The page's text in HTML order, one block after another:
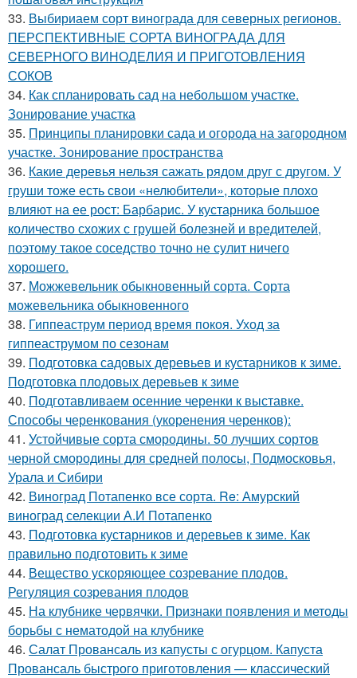
33. Выбириаем сорт винограда для северных регионов.
ПЕРСПЕКТИВНЫЕ СОРТА ВИНОГРАДА ДЛЯ
CЕВЕРНОГО ВИНОДЕЛИЯ И ПРИГОТОВЛЕНИЯ
СОКОВ
34. Как спланировать сад на небольшом участке.
Зонирование участка
35. Принципы планировки сада и огорода на загородном
участке. Зонирование пространства
36. Какие деревья нельзя сажать рядом друг с другом. У
груши тоже есть свои «нелюбители», которые плохо
влияют на ее рост: Барбарис. У кустарника большое
количество схожих с грушей болезней и вредителей,
поэтому такое соседство точно не сулит ничего
хорошего.
37. Можжевельник обыкновенный сорта. Сорта
можевельника обыкновенного
38. Гиппеаструм период время покоя. Уход за
гиппеаструмом по сезонам
39. Подготовка садовых деревьев и кустарников к зиме.
Подготовка плодовых деревьев к зиме
40. Подготавливаем осенние черенки к выставке.
Способы черенкования (укоренения черенков):
41. Устойчивые сорта смородины. 50 лучших сортов
черной смородины для средней полосы, Подмосковья,
Урала и Сибири
42. Виноград Потапенко все сорта. Re: Амурский
виноград селекции А.И Потапенко
43. Подготовка кустарников и деревьев к зиме. Как
правильно подготовить к зиме
44. Вещество ускоряющее созревание плодов.
Регуляция созревания плодов
45. На клубнике червячки. Признаки появления и методы
борьбы с нематодой на клубнике
46. Салат Провансаль из капусты с огурцом. Капуста
Провансаль быстрого приготовления — классический